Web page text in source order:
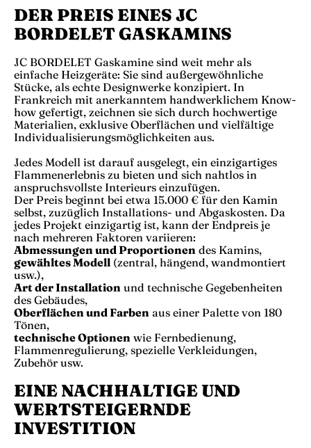
DER PREIS EINES JC
BORDELET GASKAMINS
JC BORDELET Gaskamine sind weit mehr als
einfache Heizgeräte: Sie sind außergewöhnliche
Stücke, als echte Designwerke konzipiert. In
Frankreich mit anerkanntem handwerklichem Know-
how gefertigt, zeichnen sie sich durch hochwertige
Materialien, exklusive Oberflächen und vielfältige
Individualisierungsmöglichkeiten aus.
Jedes Modell ist darauf ausgelegt, ein einzigartiges
Flammenerlebnis zu bieten und sich nahtlos in
anspruchsvollste Interieurs einzufügen.
Der Preis beginnt bei etwa 15.000 € für den Kamin
selbst, zuzüglich Installations- und Abgaskosten. Da
jedes Projekt einzigartig ist, kann der Endpreis je
nach mehreren Faktoren variieren:
Abmessungen und Proportionen des Kamins,
gewähltes Modell (zentral, hängend, wandmontiert
usw.),
Art der Installation und technische Gegebenheiten
des Gebäudes,
Oberflächen und Farben aus einer Palette von 180
Tönen,
technische Optionen wie Fernbedienung,
Flammenregulierung, spezielle Verkleidungen,
Zubehör usw.
EINE NACHHALTIGE UND
WERTSTEIGERNDE
INVESTITION